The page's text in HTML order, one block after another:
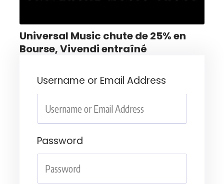
Universal Music chute de 25% en
Bourse, Vivendi entraîné
Username or Email Address
Password